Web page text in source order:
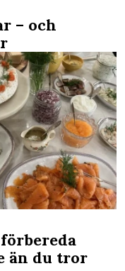
– och
än du tror